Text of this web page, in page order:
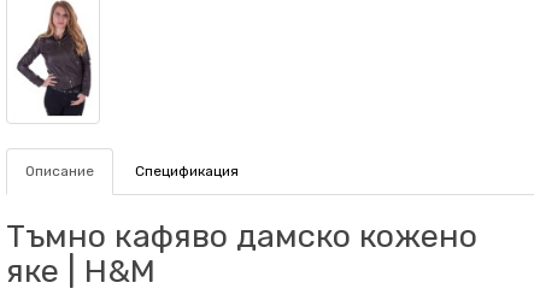
Описание Спецификация
Тъмно кафяво дамско кожено
яке | H&M